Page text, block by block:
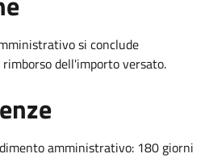
si conclude
dell'importo versato.
amministrativo: 180 giorni